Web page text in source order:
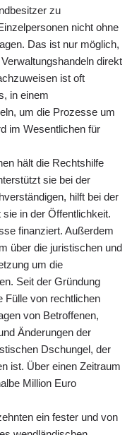
zu
nicht ohne
Das ist nur möglich,
direkt
ist oft
in einem
um die Prozesse um
im Wesentlichen für
hält die Rechtshilfe
sie bei der
hilft bei der
in der Öffentlichkeit.
finanziert. Außerdem
über die juristischen und
um die
Seit der Gründung
Fülle von rechtlichen
von Betroffenen,
Änderungen der
Dschungel, der
ist. Über einen Zeitraum
Million Euro
ein fester und von